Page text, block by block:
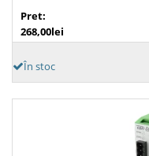
Pret:
268,00lei
În stoc